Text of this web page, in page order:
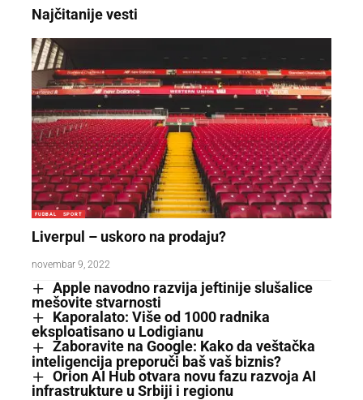
Najčitanije vesti
FUDBAL SPORT
Liverpul – uskoro na prodaju?
novembar 9, 2022
Apple navodno razvija jeftinije slušalice
mešovite stvarnosti
Kaporalato: Više od 1000 radnika
eksploatisano u Lodigianu
Zaboravite na Google: Kako da veštačka
inteligencija preporuči baš vaš biznis?
Orion AI Hub otvara novu fazu razvoja AI
infrastrukture u Srbiji i regionu